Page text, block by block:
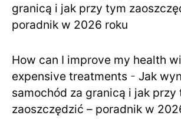
granicą i jak przy tym
poradnik w 2026 roku
How can I improve my health
expensive treatments - Jak
samochód za granicą i jak przy
zaoszczędzić – poradnik w